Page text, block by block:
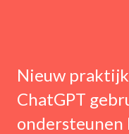
Nieuw
ChatGPT